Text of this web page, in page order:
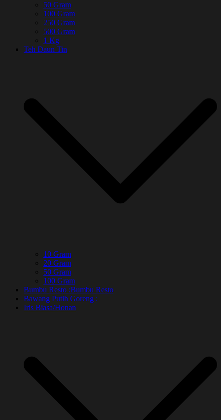
50 Gram
100 Gram
250 Gram
500 Gram
1 Kg
Teh Daun Tin
10 Gram
20 Gram
50 Gram
100 Gram
Bumbu Resto :Bumbu Resto
Bawang Putih Goreng :
Iris Biasa/Honan